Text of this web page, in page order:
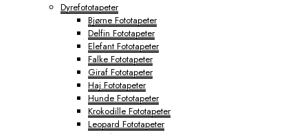
Dyrefototapeter
Bjørne Fototapeter
Delfin Fototapeter
Elefant Fototapeter
Falke Fototapeter
Giraf Fototapeter
Haj Fototapeter
Hunde Fototapeter
Krokodille Fototapeter
Leopard Fototapeter